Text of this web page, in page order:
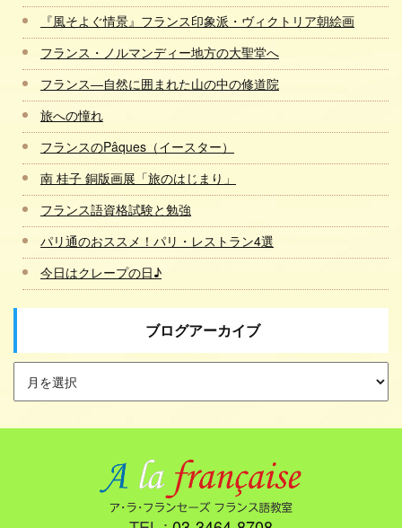
『風そよぐ情景』フランス印象派・ヴィクトリア朝絵画
フランス・ノルマンディー地方の大聖堂へ
フランス―自然に囲まれた山の中の修道院
旅への憧れ
フランスのPâques（イースター）
南 桂子 銅版画展「旅のはじまり」
フランス語資格試験と勉強
パリ通のおススメ！パリ・レストラン4選
今日はクレープの日♪
ブログアーカイブ